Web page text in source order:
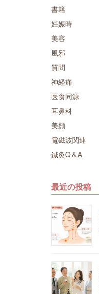
書籍
妊娠時
美容
風邪
質問
神経痛
医食同源
耳鼻科
美顔
電磁波関連
鍼灸Q＆A
最近の投稿